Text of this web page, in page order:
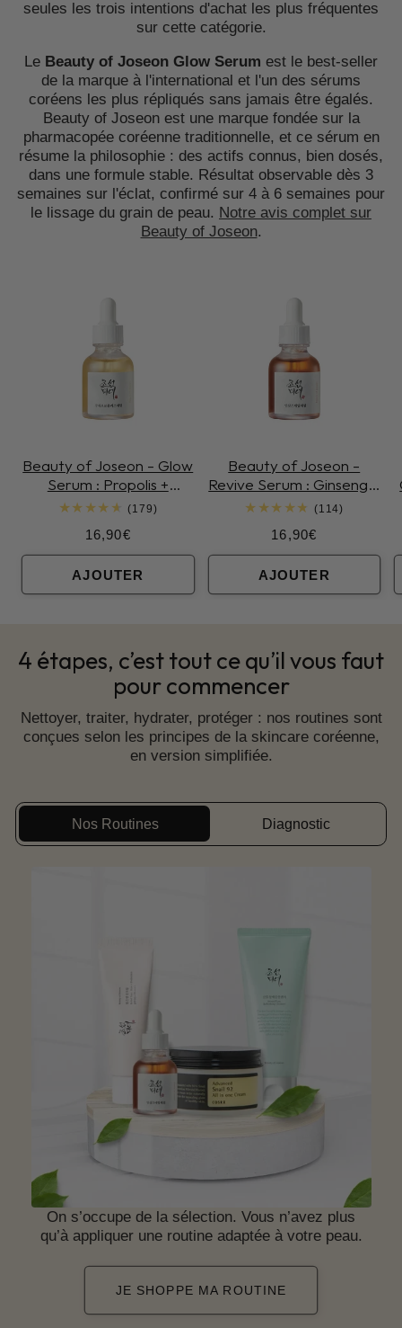
seules les trois intentions d'achat les plus fréquentes
sur cette catégorie.
Le Beauty of Joseon Glow Serum est le best-seller
de la marque à l'international et l'un des sérums
coréens les plus répliqués sans jamais être égalés.
Beauty of Joseon est une marque fondée sur la
pharmacopée coréenne traditionnelle, et ce sérum en
résume la philosophie : des actifs connus, bien dosés,
dans une formule stable. Résultat observable dès 3
semaines sur l'éclat, confirmé sur 4 à 6 semaines pour
le lissage du grain de peau. Notre avis complet sur
Beauty of Joseon.
Beauty of Joseon - Glow
Serum : Propolis +
Niacinamide
(179)179
Prix
habituel
16,90€
AJOUTER
Beauty of Joseon -
Revive Serum : Ginseng +
Snail Mucin(114)
Prix
habituel
16,90€
AJOUTER
4 étapes, c’est tout ce qu’il vous faut
pour commencer
Nettoyer, traiter, hydrater, protéger : nos routines sont
conçues selon les principes de la skincare coréenne,
en version simplifiée.
Nos Routines Diagnostic
On s’occupe de la sélection. Vous n’avez plus
qu’à appliquer une routine adaptée à votre peau.
JE SHOPPE MA ROUTINE